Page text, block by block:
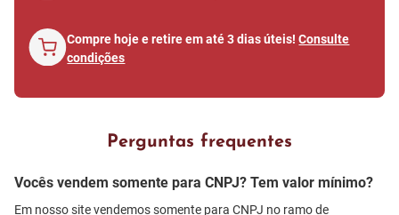
Compre hoje e retire em até 3 dias úteis!Consulte
condições
Perguntas frequentes
Vocês vendem somente para CNPJ? Tem valor mínimo?
Em nosso site vendemos somente para CNPJ no ramo de